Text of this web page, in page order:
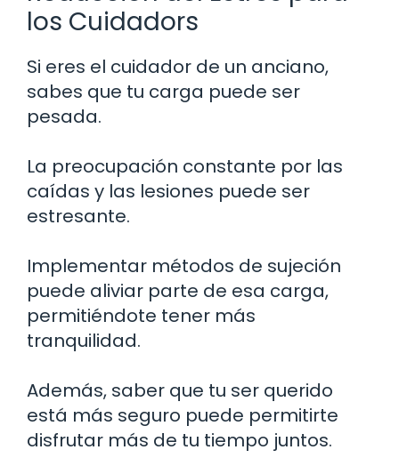
los Cuidadors
Si eres el cuidador de un anciano,
sabes que tu carga puede ser
pesada.
La preocupación constante por las
caídas y las lesiones puede ser
estresante.
Implementar métodos de sujeción
puede aliviar parte de esa carga,
permitiéndote tener más
tranquilidad.
Además, saber que tu ser querido
está más seguro puede permitirte
disfrutar más de tu tiempo juntos.